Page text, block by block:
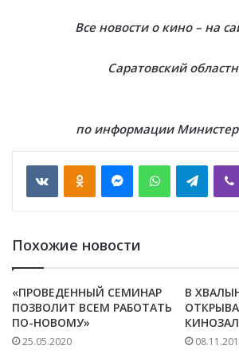
Все новости о кино – на
Саратовский
по информации
VKontakte WhatsApp Telegram
Похожие новости
«ПРОВЕДЕННЫЙ СЕМИНАР
ПОЗВОЛИТ ВСЕМ РАБОТАТЬ
ПО-НОВОМУ»
25.05.2020
В
КИНОЗАЛ